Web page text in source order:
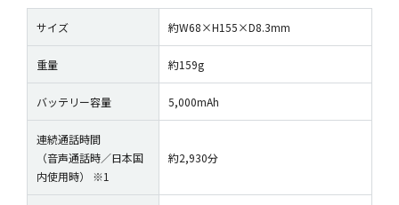
サイズ 約W68×H155×D8.3mm
重量 約159g
バッテリー容量 5,000mAh
連続通話時間
（音声通話時／日本国
内使用時） ※1
約2,930分